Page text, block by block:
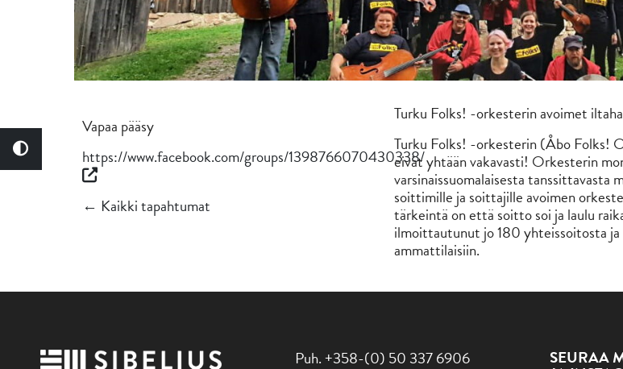
Vapaa pääsy
https://www.facebook.com/groups/1398766070430338/
← Kaikki tapahtumat
Turku Folks! -orkesterin avoimet
Turku Folks! -orkesterin (Åbo Folks!
eivät yhtään vakavasti! Orkesterin
varsinaissuomalaisesta
soittimille ja soittajille avoimen
tärkeintä on että soitto soi ja laulu
ilmoittautunut jo 180 yhteissoitosta
ammattilaisiin.
Puh. +358-(0) 50 337 6906 SEURAA